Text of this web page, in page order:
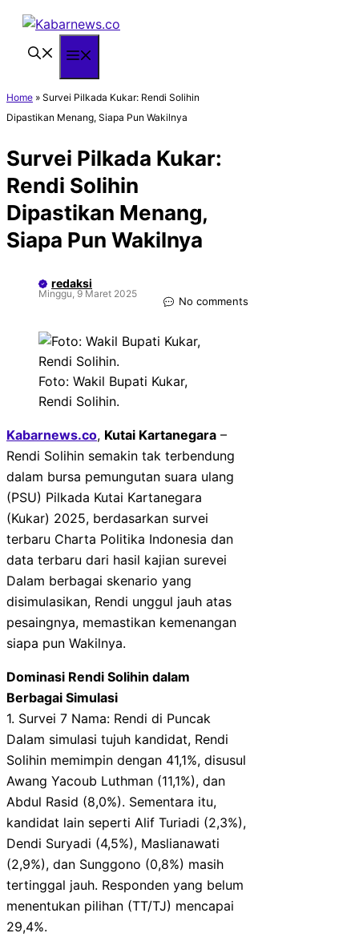
Langsung
Home » Survei Pilkada Kukar: Rendi Solihin
Dipastikan Menang, Siapa Pun Wakilnya
Survei Pilkada Kukar:
Rendi Solihin
Dipastikan Menang,
Siapa Pun Wakilnya
redaksi
Minggu, 9 Maret 2025
No comments
Foto: Wakil Bupati Kukar,
Rendi Solihin.
Kabarnews.co, Kutai Kartanegara –
Rendi Solihin semakin tak terbendung
dalam bursa pemungutan suara ulang
(PSU) Pilkada Kutai Kartanegara
(Kukar) 2025, berdasarkan survei
terbaru Charta Politika Indonesia dan
data terbaru dari hasil kajian surevei
Dalam berbagai skenario yang
disimulasikan, Rendi unggul jauh atas
pesaingnya, memastikan kemenangan
siapa pun Wakilnya.
Dominasi Rendi Solihin dalam
Berbagai Simulasi
1. Survei 7 Nama: Rendi di Puncak
Dalam simulasi tujuh kandidat, Rendi
Solihin memimpin dengan 41,1%, disusul
Awang Yacoub Luthman (11,1%), dan
Abdul Rasid (8,0%). Sementara itu,
kandidat lain seperti Alif Turiadi (2,3%),
Dendi Suryadi (4,5%), Maslianawati
(2,9%), dan Sunggono (0,8%) masih
tertinggal jauh. Responden yang belum
menentukan pilihan (TT/TJ) mencapai
29,4%.